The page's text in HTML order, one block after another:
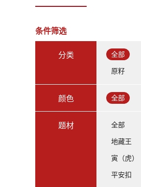
条件筛选
分类 全部
原籽
颜色 全部
题材 全部
地藏王
寅（虎）
平安扣